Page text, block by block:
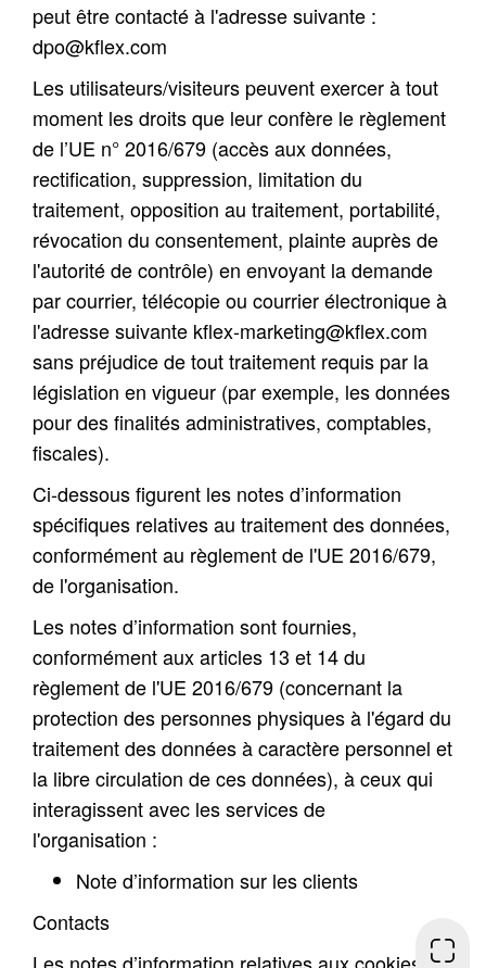
peut être contacté à l'adresse suivante :
dpo@kflex.com
Les utilisateurs/visiteurs peuvent exercer à tout
moment les droits que leur confère le règlement
de l’UE n° 2016/679 (accès aux données,
rectification, suppression, limitation du
traitement, opposition au traitement, portabilité,
révocation du consentement, plainte auprès de
l'autorité de contrôle) en envoyant la demande
par courrier, télécopie ou courrier électronique à
l'adresse suivante kflex-marketing@kflex.com
sans préjudice de tout traitement requis par la
législation en vigueur (par exemple, les données
pour des finalités administratives, comptables,
fiscales).
Ci-dessous figurent les notes d’information
spécifiques relatives au traitement des données,
conformément au règlement de l'UE 2016/679,
de l'organisation.
Les notes d’information sont fournies,
conformément aux articles 13 et 14 du
règlement de l'UE 2016/679 (concernant la
protection des personnes physiques à l'égard du
traitement des données à caractère personnel et
la libre circulation de ces données), à ceux qui
interagissent avec les services de
l'organisation :
Note d’information sur les clients
Contacts